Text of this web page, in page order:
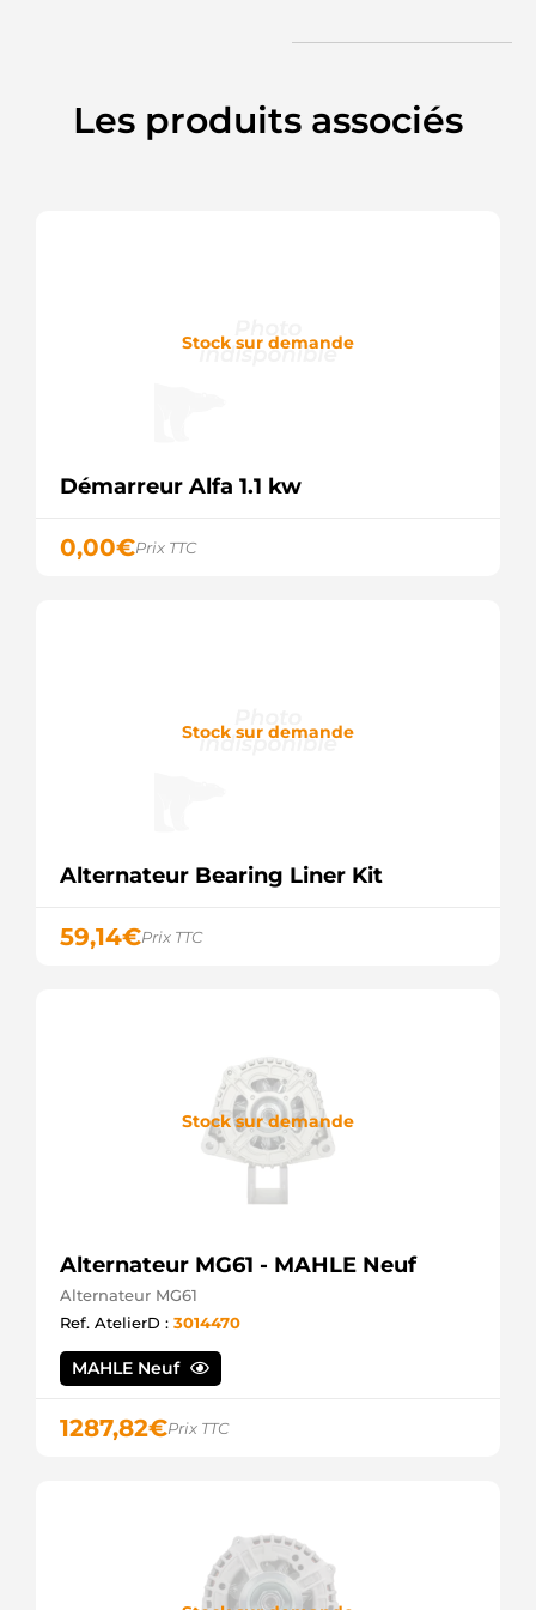
815519150
PSH
Les produits associés
Stock sur demande
Démarreur Alfa 1.1 kw
0,00€Prix TTC
Stock sur demande
Alternateur Bearing Liner Kit
59,14€Prix TTC
Stock sur demande
Alternateur MG61 - MAHLE Neuf
Alternateur MG61
Ref. AtelierD : 3014470
MAHLE Neuf
1287,82€Prix TTC